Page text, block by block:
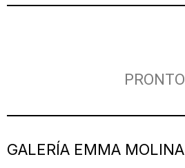
PRONTO
GALERÍA EMMA MOLINA